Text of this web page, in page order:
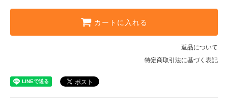
カートに入れる
返品について
特定商取引法に基づく表記